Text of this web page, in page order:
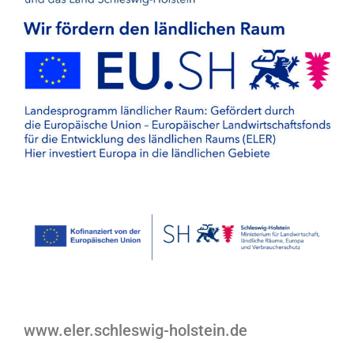
www.eler.schleswig-holstein.de